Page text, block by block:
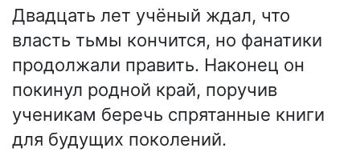
Двадцать лет учёный ждал, что
власть тьмы кончится, но фанатики
продолжали править. Наконец он
покинул родной край, поручив
ученикам беречь спрятанные книги
для будущих поколений.